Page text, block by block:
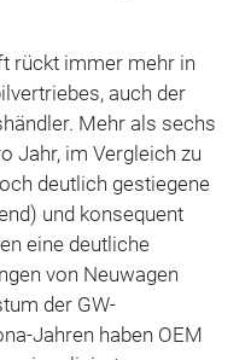
rückt immer mehr in
auch der
Mehr als sechs
Jahr, im Vergleich zu
deutlich gestiegene
und konsequent
eine deutliche
von Neuwagen
der GW-
Jahren haben OEM